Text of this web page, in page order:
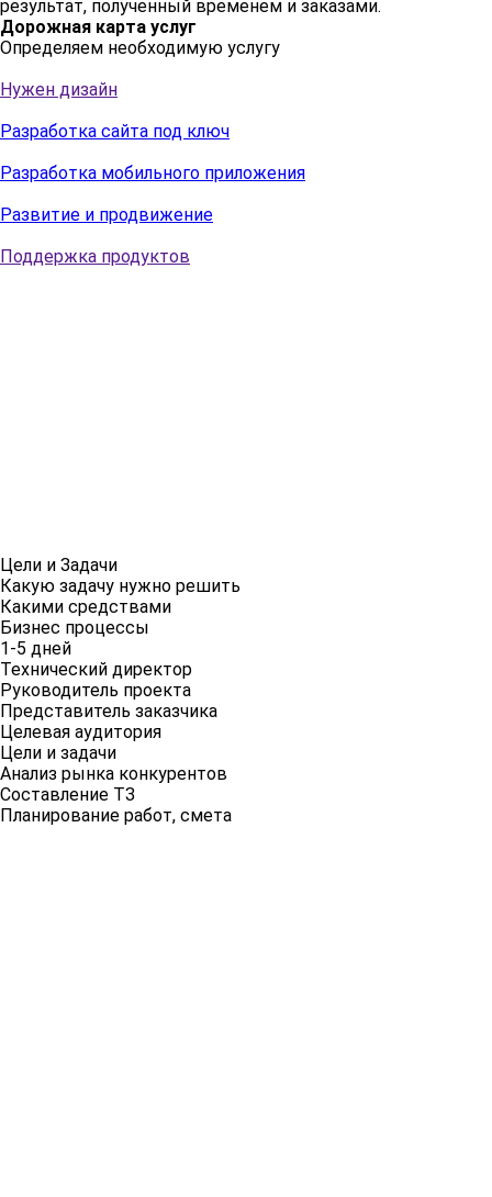
результат, полученный временем и заказами.
Дорожная карта услуг
Определяем необходимую услугу
Нужен дизайн
Разработка сайта под ключ
Разработка мобильного приложения
Развитие и продвижение
Поддержка продуктов
Цели и Задачи
Какую задачу нужно решить
Какими средствами
Бизнес процессы
1-5 дней
Технический директор
Руководитель проекта
Представитель заказчика
Целевая аудитория
Цели и задачи
Анализ рынка конкурентов
Составление ТЗ
Планирование работ, смета